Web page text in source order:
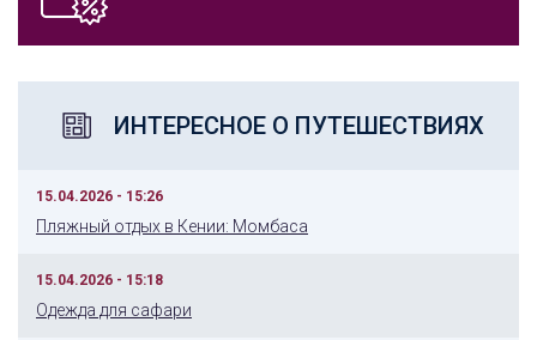
ИНТЕРЕСНОЕ О ПУТЕШЕСТВИЯХ
15.04.2026 - 15:26
Пляжный отдых в Кении: Момбаса
15.04.2026 - 15:18
Одежда для сафари